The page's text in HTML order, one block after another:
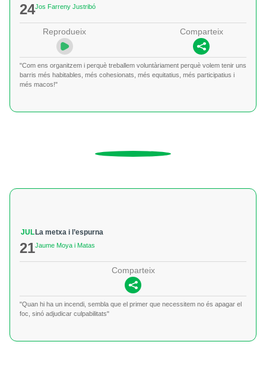
24Jos Farreny Justribó
Reprodueix Comparteix
"Com ens organitzem i perquè treballem voluntàriament perquè volem tenir uns
barris més habitables, més cohesionats, més equitatius, més participatius i
més macos!"
JUL
21
La metxa i l’espurna
Jaume Moya i Matas
Comparteix
"Quan hi ha un incendi, sembla que el primer que necessitem no és apagar el
foc, sinó adjudicar culpabilitats"